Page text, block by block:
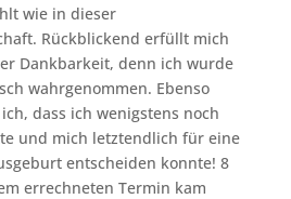
wie in dieser
Rückblickend erfüllt mich
Dankbarkeit, denn ich wurde
wahrgenommen. Ebenso
dass ich wenigstens noch
und mich letztendlich für eine
entscheiden konnte! 8
errechneten Termin kam